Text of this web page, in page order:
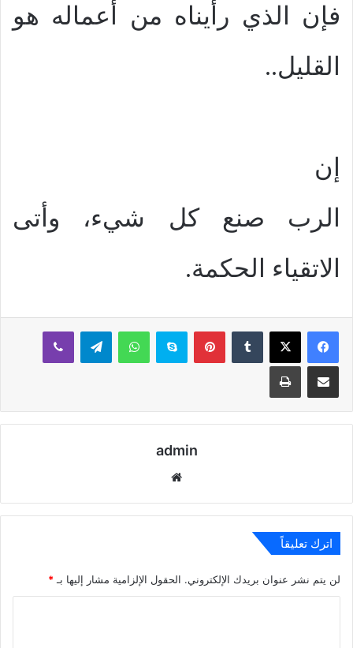
فإن الذي رأيناه من أعماله هو
القليل..
إن
الرب صنع كل شيء، وأتى
الاتقياء الحكمة.
بينتيريستسكايب واتساب تيلقرام ڤايبر
مشاركة عبر البريد طباعة
admin
اترك تعليقاً
لن يتم نشر عنوان بريدك الإلكتروني. الحقول الإلزامية مشار إليها بـ *